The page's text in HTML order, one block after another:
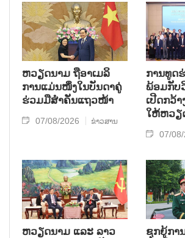
ຫ​ວຽດ​ນາມ ຖື​ອາ​ເມ​ລິ​
ການ​ແມ່ນ​ໜຶ່ງ​ໃນ​ບັນ​ດາ​ຄູ່​
ຮ່ວມ​ມື​ສຳ​ຄັນ​ແຖວ​ໜ້າ
07/08/2026 ຂ່າວສານ
ການ​ທູດ​
ພ້ອມກັບ​
ເປີດກວ້
ໃຫ້​ຫວຽ
07/
ຫວຽດ​ນາມ ແລະ ລາວ​
ຊຸກ​ຍູ້​ກາ